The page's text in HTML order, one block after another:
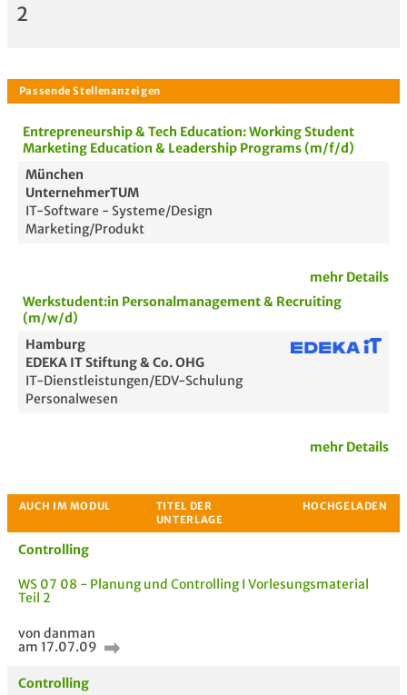
Bewertung
2
Entrepreneurship & Tech Education: Working Student
Marketing Education & Leadership Programs (m/f/d)
München
UnternehmerTUM
IT-Software - Systeme/Design
Marketing/Produkt
mehr Details
Werkstudent:in Personalmanagement & Recruiting
(m/w/d)
Hamburg
EDEKA IT Stiftung & Co. OHG
IT-Dienstleistungen/EDV-Schulung
Personalwesen
mehr Details
Controlling
WS 07 08 - Planung und Controlling I Vorlesungsmaterial
Teil 2
von danman
am 17.07.09
Controlling